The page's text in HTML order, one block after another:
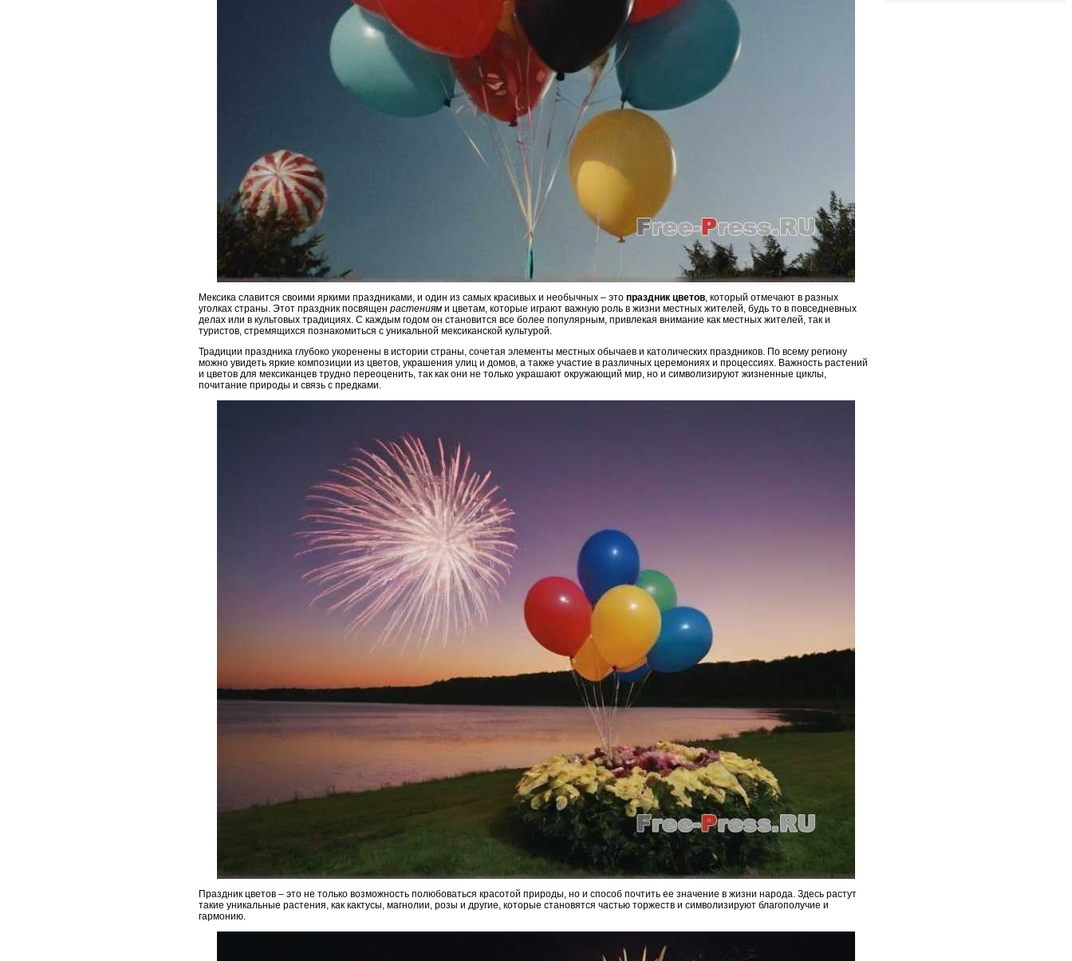
Мексика славится своими яркими праздниками, и один из самых красивых и необычных – это праздник цветов, который отмечают в разных
уголках страны. Этот праздник посвящен растениям и цветам, которые играют важную роль в жизни местных жителей, будь то в повседневных
делах или в культовых традициях. С каждым годом он становится все более популярным, привлекая внимание как местных жителей, так и
туристов, стремящихся познакомиться с уникальной мексиканской культурой.
Традиции праздника глубоко укоренены в истории страны, сочетая элементы местных обычаев и католических праздников. По всему региону
можно увидеть яркие композиции из цветов, украшения улиц и домов, а также участие в различных церемониях и процессиях. Важность растений
и цветов для мексиканцев трудно переоценить, так как они не только украшают окружающий мир, но и символизируют жизненные циклы,
почитание природы и связь с предками.
Праздник цветов – это не только возможность полюбоваться красотой природы, но и способ почтить ее значение в жизни народа. Здесь растут
такие уникальные растения, как кактусы, магнолии, розы и другие, которые становятся частью торжеств и символизируют благополучие и
гармонию.